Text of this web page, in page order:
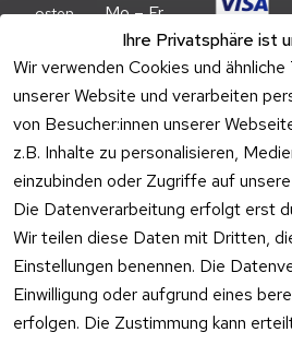
Ihre Privatsphäre ist
Wir verwenden Cookies und
unserer Website und verarbeiten
von Besucher:innen unserer
z.B. Inhalte zu personalisieren,
einzubinden oder Zugriffe auf
Die Datenverarbeitung erfolgt erst
Wir teilen diese Daten mit Dritten,
Einstellungen benennen. Die
Einwilligung oder aufgrund eines
erfolgen. Die Zustimmung kann
osten
nweis
Verpacku
ngshinwei
se
Altgeräte
-
Entsorgu
ng
Vertrag
Mo – Fr
09:00 –
17:00 Uhr
Telefon
Kundenservic
e:
Mo – Fr 11:00
– 15:00 Uhr
Versa
ndpa
rtner